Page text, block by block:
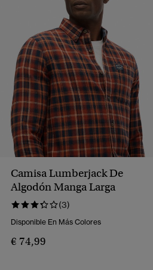
Camisa Lumberjack De
Algodón Manga Larga
(3)
Disponible En Más Colores
€ 74,99